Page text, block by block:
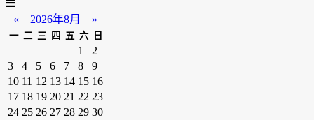
« 2026年8月 »
一 二 三 四 五 六 日
1
2
3
4 5 6 7 8
9
10 11 12 13 14 15 16
17 18 19 20 21 22 23
24 25 26 27 28 29 30